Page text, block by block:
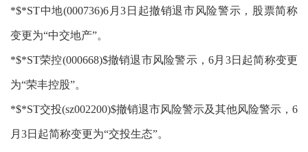
*$*ST中地(000736)6月3日起撤销退市风险警示，股票简称
变更为“中交地产”。
*$*ST荣控(000668)$撤销退市风险警示，6月3日起简称变更
为“荣丰控股”。
*$*ST交投(sz002200)$撤销退市风险警示及其他风险警示，6
月3日起简称变更为“交投生态”。